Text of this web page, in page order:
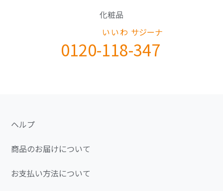
化粧品
0120-118
いいわ
-347
サジーナ
ヘルプ
商品のお届けについて
お支払い方法について